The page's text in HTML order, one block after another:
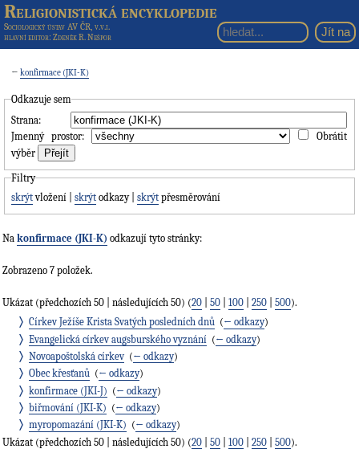
Religionistická encyklopedie
Sociologický ústav AV ČR, v.v.i.
hlavní editor: Zdeněk R. Nešpor
←konfirmace (JKI-K)
Odkazuje sem
Strana:
Jmenný prostor:
Obrátit
výběr
Filtry
skrýtvložení |skrýt odkazy |skrýt přesměrování
Na konfirmace (JKI-K) odkazují tyto stránky:
Zobrazeno 7 položek.
Ukázat (předchozích 50 | následujících 50) (20 50 100 250 500).
Církev Ježíše Krista Svatých posledních dnů (← odkazy)
Evangelická církev augsburského vyznání (← odkazy)
Novoapoštolská církev (← odkazy)
Obec křesťanů (← odkazy)
konfirmace (JKI-J) (← odkazy)
biřmování (JKI-K) (← odkazy)
myropomazání (JKI-K) (← odkazy)
Ukázat (předchozích 50 | následujících 50) (20 50 100 250 500).